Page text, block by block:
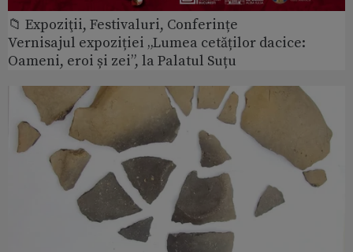
📁 Expoziţii, Festivaluri, Conferințe
Vernisajul expoziției „Lumea cetăților dacice:
Oameni, eroi și zei”, la Palatul Suțu